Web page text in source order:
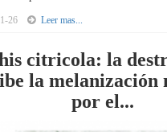
26 Leer mas...
citricola: la
la melanización
por el...